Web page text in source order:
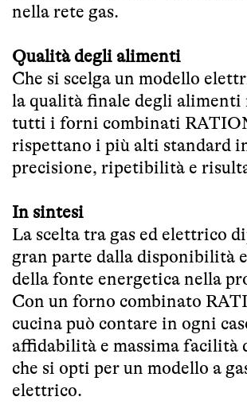
nella rete gas.
Qualità degli alimenti
Che si scelga un modello
la qualità finale degli alimenti
tutti i forni combinati
rispettano i più alti standard
precisione, ripetibilità e
In sintesi
La scelta tra gas ed elettrico
gran parte dalla disponibilità
della fonte energetica nella
Con un forno combinato
cucina può contare in ogni
affidabilità e massima facilità
che si opti per un modello a
elettrico.